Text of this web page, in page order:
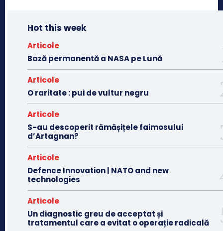
Hot this week
Articole
Bază permanentă a NASA pe Lună
Articole
O raritate : pui de vultur negru
Articole
S-au descoperit rămășițele faimosului
d’Artagnan?
Articole
Defence Innovation | NATO and new
technologies
Articole
Un diagnostic greu de acceptat și
tratamentul care a evitat o operație radicală